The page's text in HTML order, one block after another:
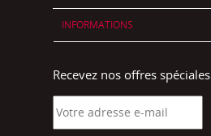
INFORMATIONS
Recevez nos offres spéciales